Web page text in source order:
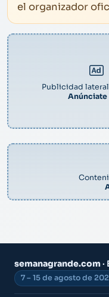
el organizador
Publicidad
Anúnciate
semanagrande.com
7 – 15 de agosto de